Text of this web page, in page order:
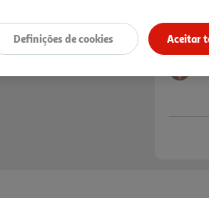
Aceitar
Definições de cookies